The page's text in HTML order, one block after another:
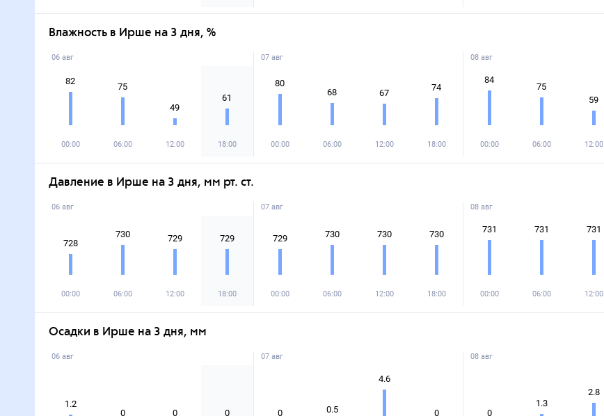
Влажность в Ирше на 3 дня, %
06 авг
82
00:00
75
06:00
49
12:00
61
18:00
07 авг
80
00:00
68
06:00
67
12:00
74
18:00
08 авг
84
00:00
75
06:00
59
12:00
Давление в Ирше на 3 дня, мм рт. ст.
06 авг
728
00:00
730
06:00
729
12:00
729
18:00
07 авг
729
00:00
730
06:00
730
12:00
730
18:00
08 авг
731
00:00
731
06:00
731
12:00
Осадки в Ирше на 3 дня, мм
06 авг
1.2
0 0 0
07 авг
0 0.5
4.6
0
08 авг
0
1.3
2.8